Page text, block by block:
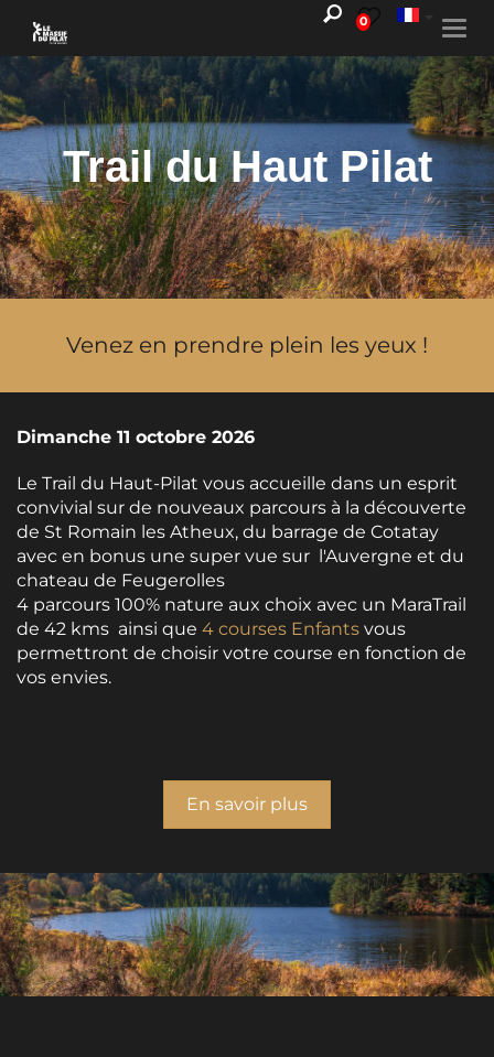
0
Trail du Haut Pilat
Venez en prendre plein les yeux !
Dimanche 11 octobre 2026
Le Trail du Haut-Pilat vous accueille dans un esprit
convivial sur de nouveaux parcours à la découverte
de St Romain les Atheux, du barrage de Cotatay
avec en bonus une super vue sur l'Auvergne et du
chateau de Feugerolles
4 parcours 100% nature aux choix avec un MaraTrail
de 42 kms ainsi que 4 courses Enfants vous
permettront de choisir votre course en fonction de
vos envies.
En savoir plus